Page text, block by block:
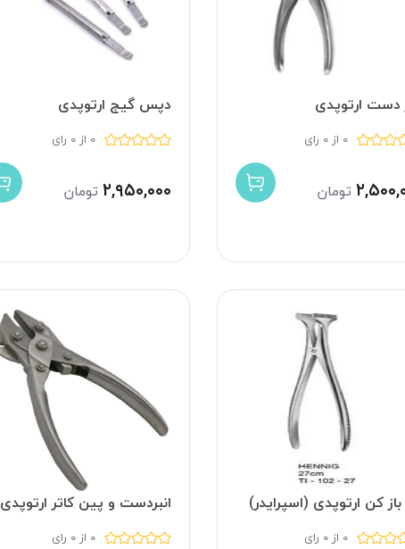
دست ارتوپدی
0 از 0 رای
تومان
دپس گیج ارتوپدی
0 از 0 رای
۲,۹۵۰,۰۰۰ تومان
کن ارتوپدی (اسپرایدر)
0 از 0 رای
انبردست و پین کاتر ارتوپدی
0 از 0 رای